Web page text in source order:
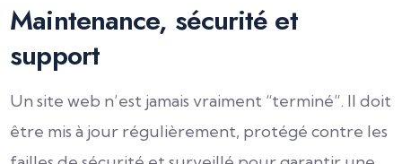
Maintenance, sécurité et
support
Un site web n’est jamais vraiment “terminé”. Il doit
être mis à jour régulièrement, protégé contre les